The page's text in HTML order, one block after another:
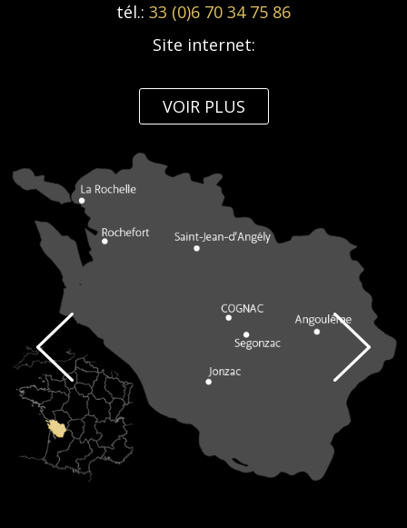
tél.: 33 (0)6 70 34 75 86
Site internet:
VOIR PLUS